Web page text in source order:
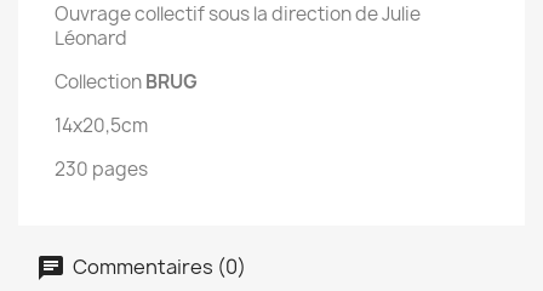
Ouvrage collectif sous la direction de Julie
Léonard
CollectionBRUG
14x20,5cm
230 pages
Commentaires (0)